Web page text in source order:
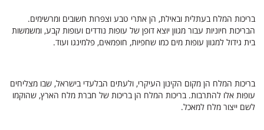
בריכות המלח בעתלית ובאילת, הן אתרי טבע וצפרות חשובים ומרשימים.
הבריכות חיוניות עבור מגוון יוצא דופן של עופות נודדים ועופות קבע, ומשמשות
בית גידול למגוון עופות מים כמו שחפיות, חופמאים, פלמינגו ועוד.
בריכות המלח הן מקום הקינון העיקרי, ולעתים הבלעדי בישראל, שבו מצליחים
עופות אלו להתרבות. בריכות המלח הן בריכות של חברת מלח הארץ, שהוקמו
לשם ייצור מלח למאכל.